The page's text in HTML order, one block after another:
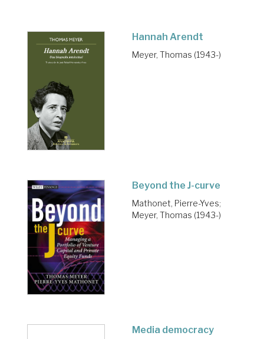
Hannah Arendt
Meyer, Thomas (1943-)
Beyond the J-curve
Mathonet, Pierre-Yves;
Meyer, Thomas (1943-)
Media democracy